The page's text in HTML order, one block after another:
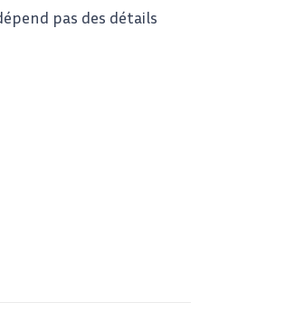
pas des détails